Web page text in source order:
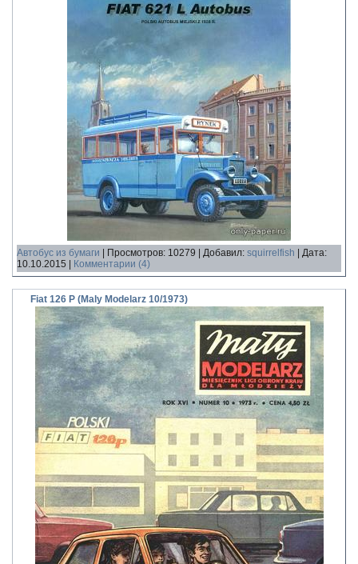
Автобус из бумаги Просмотров: 10279 Добавил: squirrelfish
Дата:
10.10.2015
Комментарии (4)
Fiat 126 P (Maly Modelarz 10/1973)